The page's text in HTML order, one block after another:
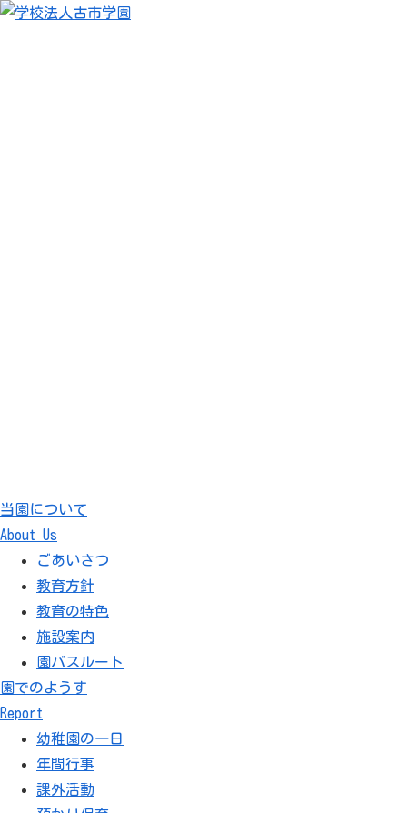
当園について
About Us
ごあいさつ
教育方針
教育の特色
施設案内
園バスルート
園でのようす
Report
幼稚園の一日
年間行事
課外活動